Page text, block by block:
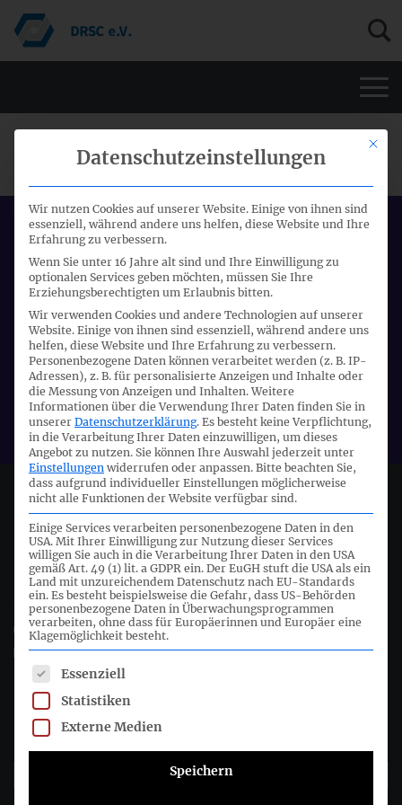
DRSC-AG "VERSICHERUNGEN"
Datum:
25.04.2018 - 25.04.2018
Start:
16:00 Uhr
Ort:
Telefonkonferenz
Veranstalter:
DRSC
Deutsches Rechnungslegungs Standards Committee e.V.
Joachimsthaler Str. 34
10719 Berlin
+49 (0)30 20 64 12 - 0
+49 (0)30 20 64 12 - 15
info@drsc.de
Folgen Sie dem DRSC
Mit
Datenschutzeinstellungen
Wir nutzen Cookies auf unserer Website. Einige von ihnen sind
essenziell, während andere uns helfen, diese Website und Ihre
Erfahrung zu verbessern.
Wenn Sie unter 16 Jahre alt sind und Ihre Einwilligung zu
optionalen Services geben möchten, müssen Sie Ihre
Erziehungsberechtigten um Erlaubnis bitten.
Wir verwenden Cookies und andere Technologien auf unserer
Website. Einige von ihnen sind essenziell, während andere uns
helfen, diese Website und Ihre Erfahrung zu verbessern.
Personenbezogene Daten können verarbeitet werden (z. B. IP-
Adressen), z. B. für personalisierte Anzeigen und Inhalte oder
die Messung von Anzeigen und Inhalten. Weitere
Informationen über die Verwendung Ihrer Daten finden Sie in
unserer Datenschutzerklärung. Es besteht keine Verpflichtung,
in die Verarbeitung Ihrer Daten einzuwilligen, um dieses
Angebot zu nutzen. Sie können Ihre Auswahl jederzeit unter
Einstellungen widerrufen oder anpassen. Bitte beachten Sie,
dass aufgrund individueller Einstellungen möglicherweise
nicht alle Funktionen der Website verfügbar sind.
Einige Services verarbeiten personenbezogene Daten in den
USA. Mit Ihrer Einwilligung zur Nutzung dieser Services
willigen Sie auch in die Verarbeitung Ihrer Daten in den USA
gemäß Art. 49 (1) lit. a GDPR ein. Der EuGH stuft die USA als ein
Land mit unzureichendem Datenschutz nach EU-Standards
ein. Es besteht beispielsweise die Gefahr, dass US-Behörden
personenbezogene Daten in Überwachungsprogrammen
verarbeiten, ohne dass für Europäerinnen und Europäer eine
Klagemöglichkeit besteht.
Es folgt eine Liste der Service-Gruppen, für die eine
Essenziell
Statistiken
Externe Medien
Speichern